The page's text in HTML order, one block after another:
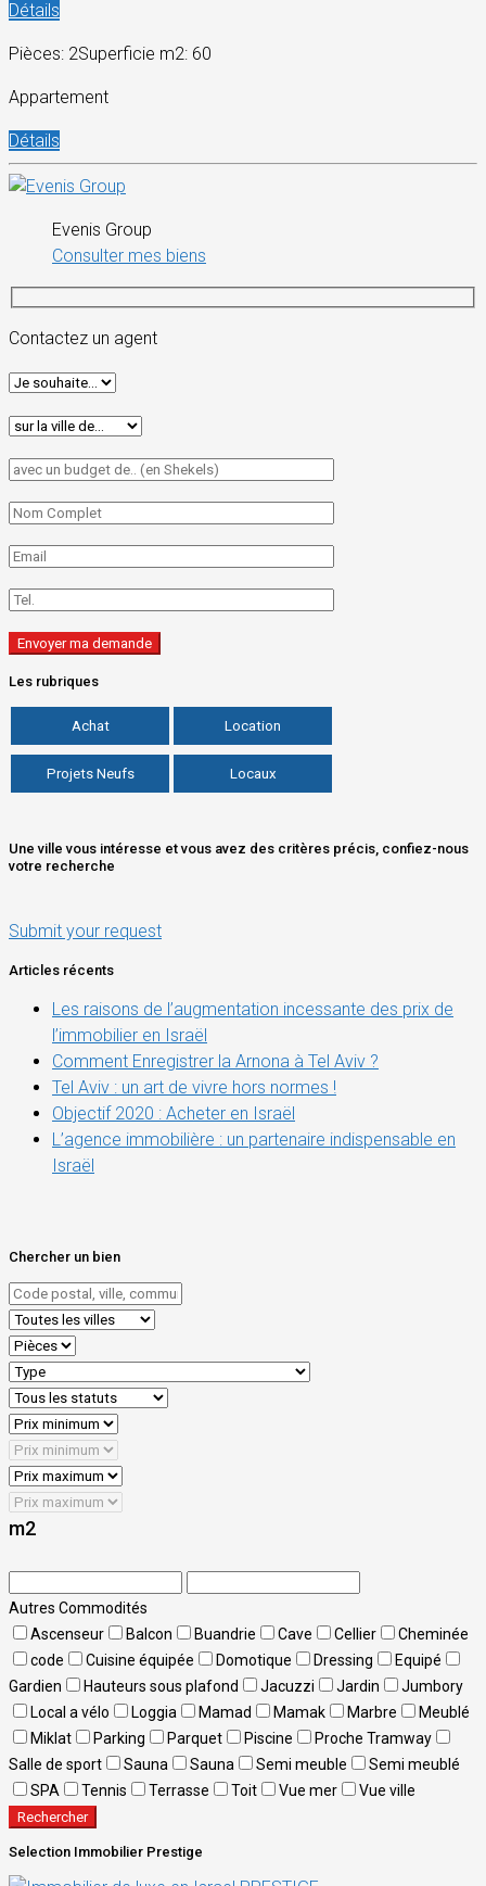
Détails
Pièces: 2Superficie m2: 60
Appartement
Détails
Evenis Group
Consulter mes biens
Contactez un agent
Les rubriques
Achat Location
Projets Neufs Locaux
Une ville vous intéresse et vous avez des critères précis, confiez-nous
votre recherche
Submit your request
Articles récents
Les raisons de l’augmentation incessante des prix de
l’immobilier en Israël
Comment Enregistrer la Arnona à Tel Aviv ?
Tel Aviv : un art de vivre hors normes !
Objectif 2020 : Acheter en Israël
L’agence immobilière : un partenaire indispensable en
Israël
Chercher un bien
m2
Autres Commodités
Ascenseur
Balcon Buandrie Cave Cellier
Cheminée
code
Cuisine équipée Domotique Dressing
Equipé
Gardien
Hauteurs sous plafond Jacuzzi Jardin
Jumbory
Local a vélo
Loggia Mamad Mamak Marbre
Meublé
Miklat
Parking Parquet Piscine
Proche Tramway
Salle de sport
Sauna Sauna Semi meuble
Semi meublé
SPA
Tennis Terrasse Toit Vue mer Vue ville
Rechercher
Selection Immobilier Prestige